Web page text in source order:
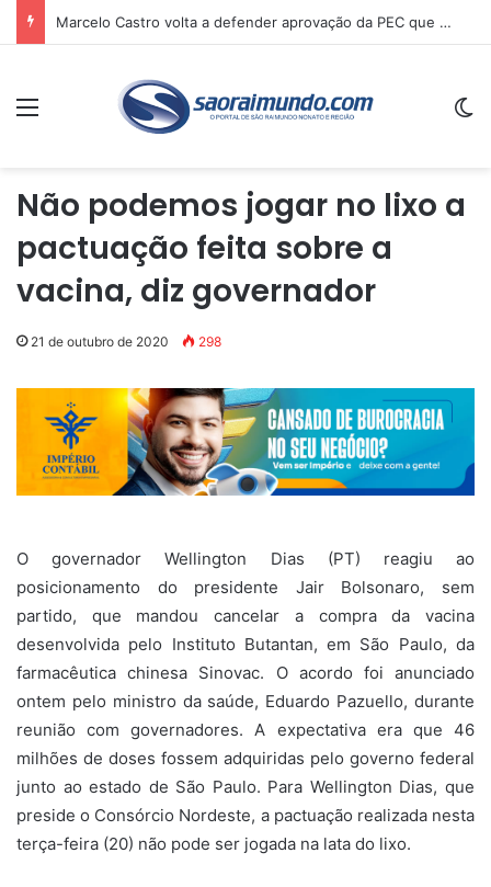
Marcelo Castro volta a defender aprovação da PEC que acaba com a escala 6×1 e avalia clima no Senado
Menu
Não podemos jogar no lixo a
pactuação feita sobre a
vacina, diz governador
21 de outubro de 2020 298
O governador Wellington Dias (PT) reagiu ao
posicionamento do presidente Jair Bolsonaro, sem
partido, que mandou cancelar a compra da vacina
desenvolvida pelo Instituto Butantan, em São Paulo, da
farmacêutica chinesa Sinovac. O acordo foi anunciado
ontem pelo ministro da saúde, Eduardo Pazuello, durante
reunião com governadores. A expectativa era que 46
milhões de doses fossem adquiridas pelo governo federal
junto ao estado de São Paulo. Para Wellington Dias, que
preside o Consórcio Nordeste, a pactuação realizada nesta
terça-feira (20) não pode ser jogada na lata do lixo.